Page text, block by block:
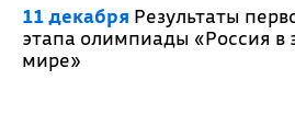
11 декабря Результаты
этапа олимпиады «Россия в
мире»